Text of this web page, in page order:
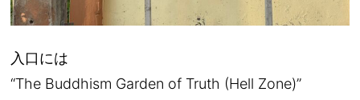
入口には
“The Buddhism Garden of Truth (Hell Zone)”